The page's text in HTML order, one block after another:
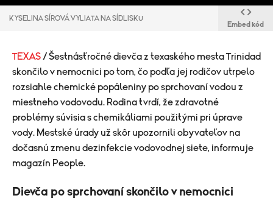
KYSELINA SÍROVÁ VYLIATA NA SÍDLISKU
Embed kód
TEXAS / Šestnásťročné dievča z texaského mesta Trinidad
skončilo v nemocnici po tom, čo podľa jej rodičov utrpelo
rozsiahle chemické popáleniny po sprchovaní vodou z
miestneho vodovodu. Rodina tvrdí, že zdravotné
problémy súvisia s chemikáliami použitými pri úprave
vody. Mestské úrady už skôr upozornili obyvateľov na
dočasnú zmenu dezinfekcie vodovodnej siete, informuje
magazín People.
Dievča po sprchovaní skončilo v nemocnici